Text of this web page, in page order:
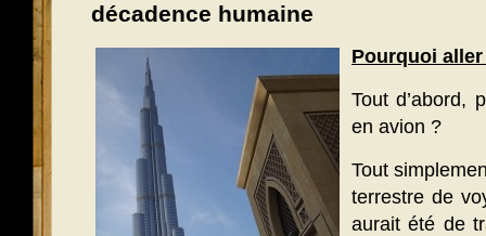
décadence humaine
Pourquoi
Tout d’abord,
en avion ?
Tout
terrestre de
aurait été de